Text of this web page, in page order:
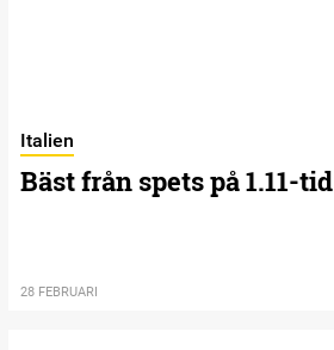
Italien
Bäst från spets på 1.11-tid
28 FEBRUARI